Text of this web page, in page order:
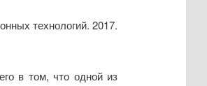
технологий. 2017.
в том, что одной из